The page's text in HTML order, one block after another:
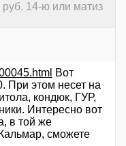
руб. 14-ю или матиз
Вот
При этом несет на
кондюк, ГУР,
Интересно вот
в той же
сможете